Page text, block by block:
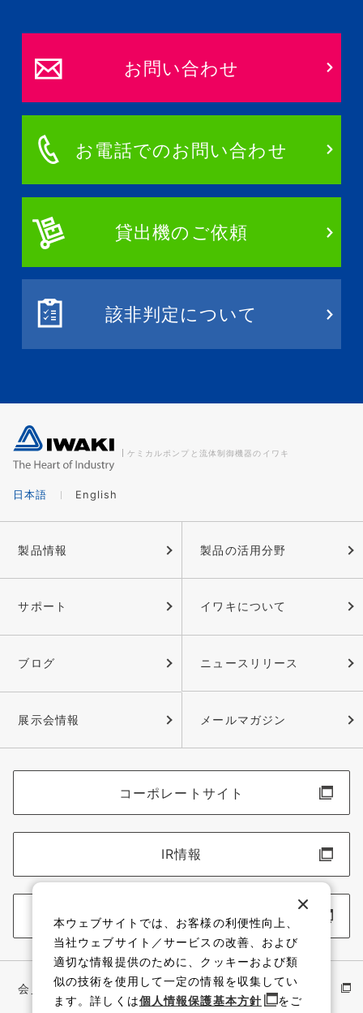
お問い合わせ
お電話でのお問い合わせ
貸出機のご依頼
該非判定について
ケミカルポンプと流体制御機器のイワキ
日本語 English
製品情報 製品の活用分野
サポート イワキについて
ブログ ニュースリリース
展示会情報 メールマガジン
コーポレートサイト
IR情報
採用情報
会員サイト イワキ公式 YouTube
本ウェブサイトでは、お客様の利便性向上、
当社ウェブサイト／サービスの改善、および
適切な情報提供のために、クッキーおよび類
似の技術を使用して一定の情報を収集してい
ます。詳しくは個人情報保護基本方針
をご